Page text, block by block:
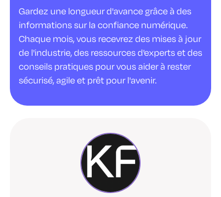
Gardez une longueur d'avance grâce à des
informations sur la confiance numérique.
Chaque mois, vous recevrez des mises à jour
de l'industrie, des ressources d'experts et des
conseils pratiques pour vous aider à rester
sécurisé, agile et prêt pour l'avenir.